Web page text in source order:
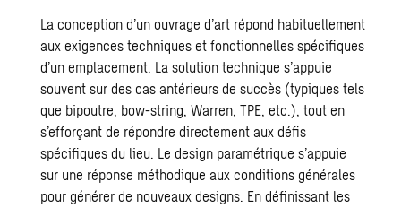
La conception d’un ouvrage d’art répond habituellement
aux exigences techniques et fonctionnelles spécifiques
d’un emplacement. La solution technique s’appuie
souvent sur des cas antérieurs de succès (typiques tels
que bipoutre, bow-string, Warren, TPE, etc.), tout en
s’efforçant de répondre directement aux défis
spécifiques du lieu. Le design paramétrique s’appuie
sur une réponse méthodique aux conditions générales
pour générer de nouveaux designs. En définissant les